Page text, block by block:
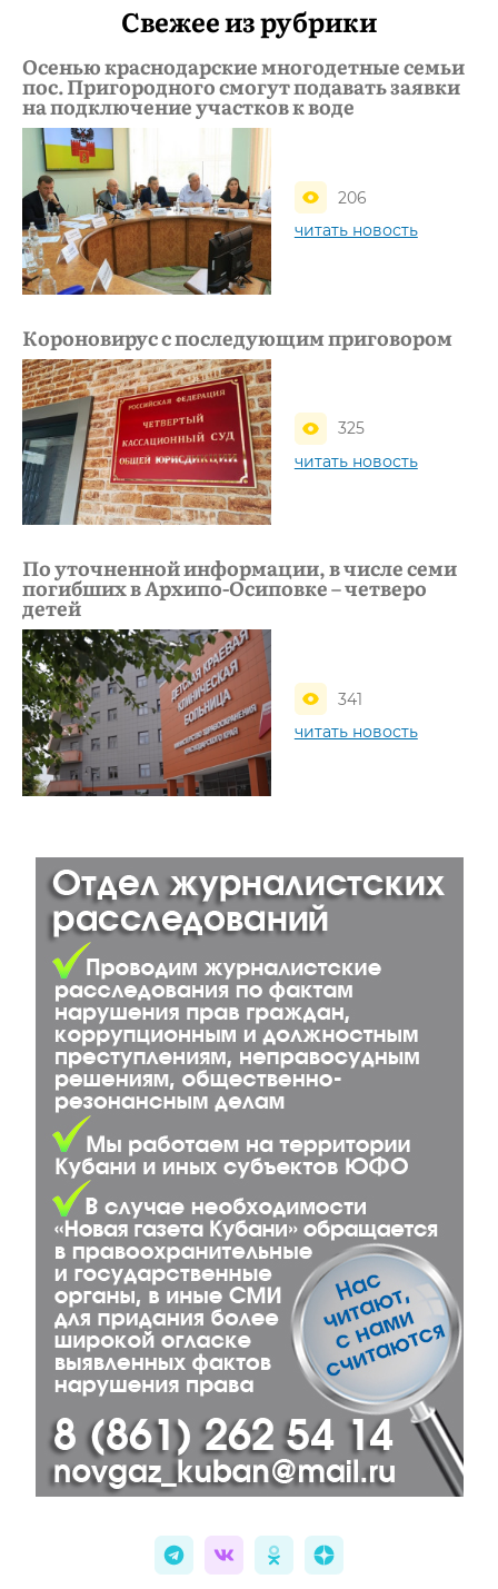
Свежее из рубрики
Осенью краснодарские многодетные семьи
пос. Пригородного смогут подавать заявки
на подключение участков к воде
206
читать новость
Короновирус с последующим приговором
325
читать новость
По уточненной информации, в числе семи
погибших в Архипо-Осиповке – четверо
детей
341
читать новость